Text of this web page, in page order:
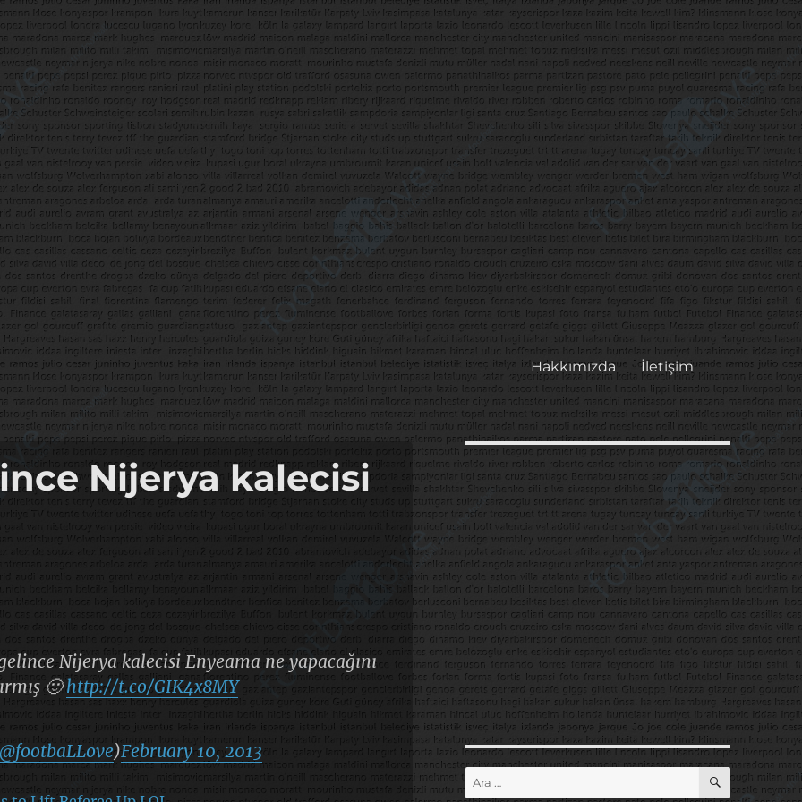
Hakkımızda İletişim
Nijerya kalecisi
Nijerya kalecisi Enyeama ne yapacağını
🙂http://t.co/GIK4x8MY
)February 10, 2013
Ara: ARA